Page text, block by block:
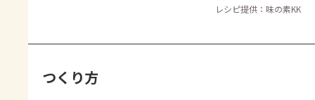
レシピ提供：味の素KK
つくり方